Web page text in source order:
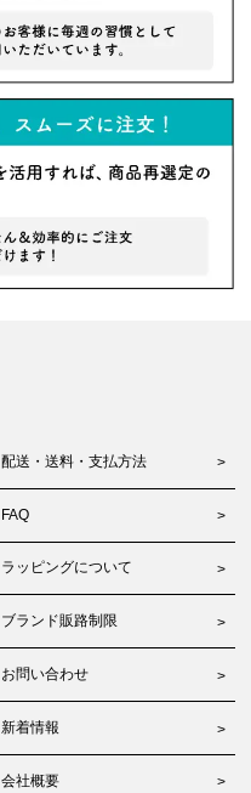
配送・送料・支払方法
FAQ
ラッピングについて
ブランド販路制限
お問い合わせ
新着情報
会社概要